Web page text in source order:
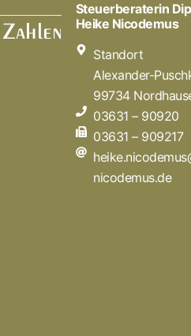
Steuerberaterin
Heike Nicodemus
Standort
Alexander-
99734
03631 – 90920
03631 – 909217
nicodemus.de